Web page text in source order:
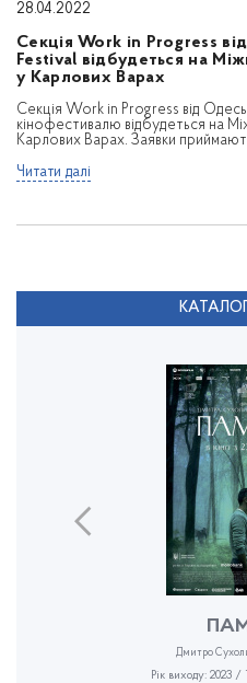
28.04.2022
Секція Work in Progress
Festival відбудеться на
у Карлових Варах
Секція Work in Progress від
кінофестивалю відбудеться на
Карлових Варах. Заявки
Читати далі
КАТАЛОГ
Дмитро
Рік виходу: 2023 /